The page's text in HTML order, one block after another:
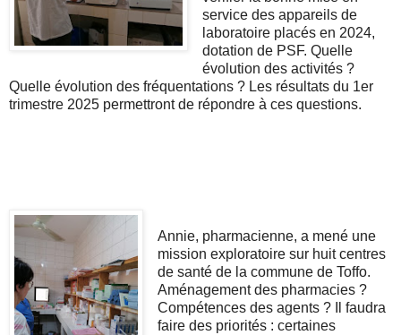
service des appareils de
laboratoire placés en 2024,
dotation de PSF. Quelle
évolution des activités ?
Quelle évolution des fréquentations ? Les résultats du 1er
trimestre 2025 permettront de répondre à ces questions.
Annie, pharmacienne, a mené une
mission exploratoire sur huit centres
de santé de la commune de Toffo.
Aménagement des pharmacies ?
Compétences des agents ? Il faudra
faire des priorités : certaines